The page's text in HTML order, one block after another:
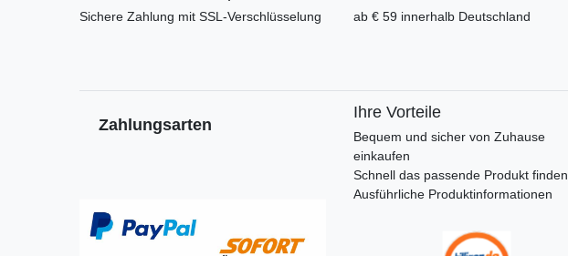
Sichere Zahlung mit SSL-Verschlüsselung ab € 59 innerhalb Deutschland
Zahlungsarten
Ihre Vorteile
Bequem und sicher von Zuhause
einkaufen
Schnell das passende Produkt finden
Ausführliche Produktinformationen